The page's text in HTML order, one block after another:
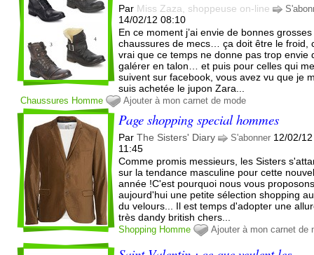
Par Miss Zaza, shoppeuse on-line
14/02/12 08:10
En ce moment j’ai envie de bonnes grosses
chaussures de mecs… ça doit être le froid,
vrai que ce temps ne donne pas trop envie
galérer en talon… et puis pour celles qui
suivent sur facebook, vous avez vu que je
suis achetée le jupon Zara...
Chaussures Homme Ajouter à mon carnet de mode
Page shopping special hommes
ParThe Sisters' Diary S'abonner 12/02/12
11:45
Comme promis messieurs, les Sisters
sur la tendance masculine pour cette
année !C'est pourquoi nous vous
aujourd'hui une petite sélection shopping
du velours... Il est temps d'adopter une
très dandy british chers...
Shopping Homme Ajouter à mon carnet de